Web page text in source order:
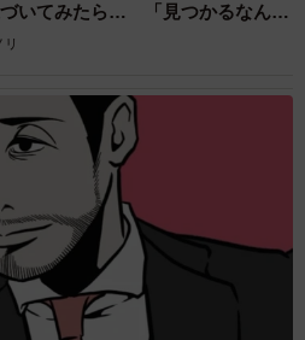
いてみたら… 「見つかるなんて